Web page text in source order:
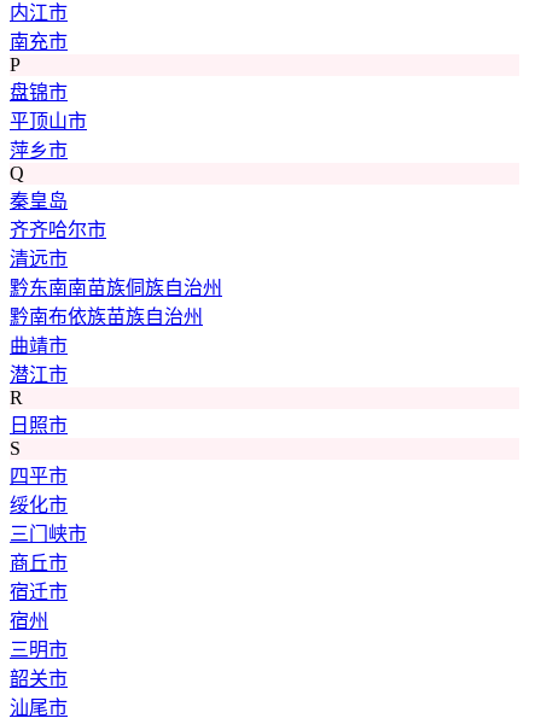
内江市
南充市
P
盘锦市
平顶山市
萍乡市
Q
秦皇岛
齐齐哈尔市
清远市
黔东南南苗族侗族自治州
黔南布依族苗族自治州
曲靖市
潜江市
R
日照市
S
四平市
绥化市
三门峡市
商丘市
宿迁市
宿州
三明市
韶关市
汕尾市